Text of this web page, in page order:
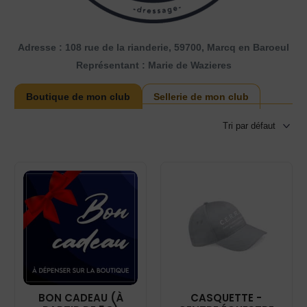
Adresse : 108 rue de la rianderie, 59700, Marcq en Baroeul
Représentant : Marie de Wazieres
Boutique de mon club Sellerie de mon club
BON CADEAU (À
CASQUETTE -